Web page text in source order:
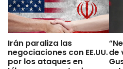
Irán paraliza las
negociaciones con EE.UU.
por los ataques en
de